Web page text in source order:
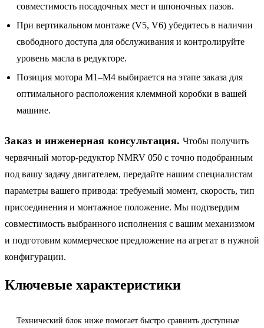
совместимость посадочных мест и шпоночных пазов.
При вертикальном монтаже (V5, V6) убедитесь в наличии
свободного доступа для обслуживания и контролируйте
уровень масла в редукторе.
Позиция мотора M1–M4 выбирается на этапе заказа для
оптимального расположения клеммной коробки в вашей
машине.
Заказ и инженерная консультация. Чтобы получить
червячный мотор-редуктор NMRV 050 с точно подобранным
под вашу задачу двигателем, передайте нашим специалистам
параметры вашего привода: требуемый момент, скорость, тип
присоединения и монтажное положение. Мы подтвердим
совместимость выбранного исполнения с вашим механизмом
и подготовим коммерческое предложение на агрегат в нужной
конфигурации.
Ключевые характеристики
Технический блок ниже помогает быстро сравнить доступные